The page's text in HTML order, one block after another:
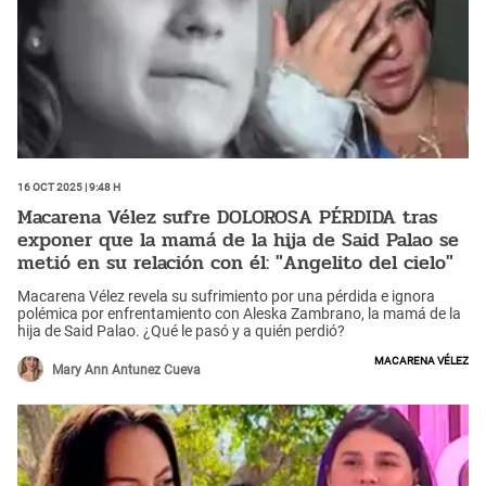
16 Oct 2025 | 9:48 h
Macarena Vélez sufre DOLOROSA PÉRDIDA tras
exponer que la mamá de la hija de Said Palao se
metió en su relación con él: "Angelito del cielo"
Macarena Vélez revela su sufrimiento por una pérdida e ignora
polémica por enfrentamiento con Aleska Zambrano, la mamá de la
hija de Said Palao. ¿Qué le pasó y a quién perdió?
Mary Ann Antunez Cueva
Macarena Vélez